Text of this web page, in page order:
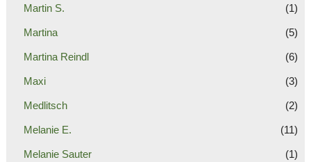
Martin S. (1)
Martina (5)
Martina Reindl (6)
Maxi (3)
Medlitsch (2)
Melanie E. (11)
Melanie Sauter (1)